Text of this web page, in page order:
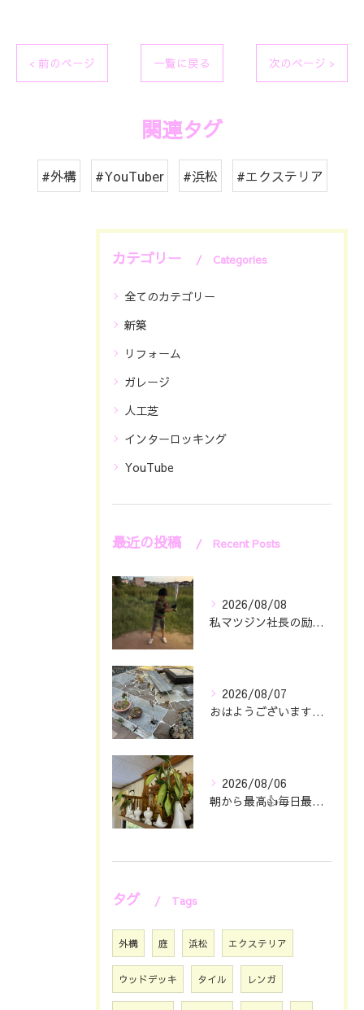
< 前のページ 一覧に戻る 次のページ >
関連タグ
#外構 #YouTuber #浜松 #エクステリア
カテゴリー Categories
全てのカテゴリー
新築
リフォーム
ガレージ
人工芝
インターロッキング
YouTube
最近の投稿 Recent Posts
2026/08/08
私マツジン社長の励み👍😊
2026/08/07
おはようございます🖐️😊
2026/08/06
朝から最高👍毎日最幸の😁マツジン社長でございます🤗
タグ Tags
外構 庭 浜松 エクステリア
ウッドデッキ タイル レンガ